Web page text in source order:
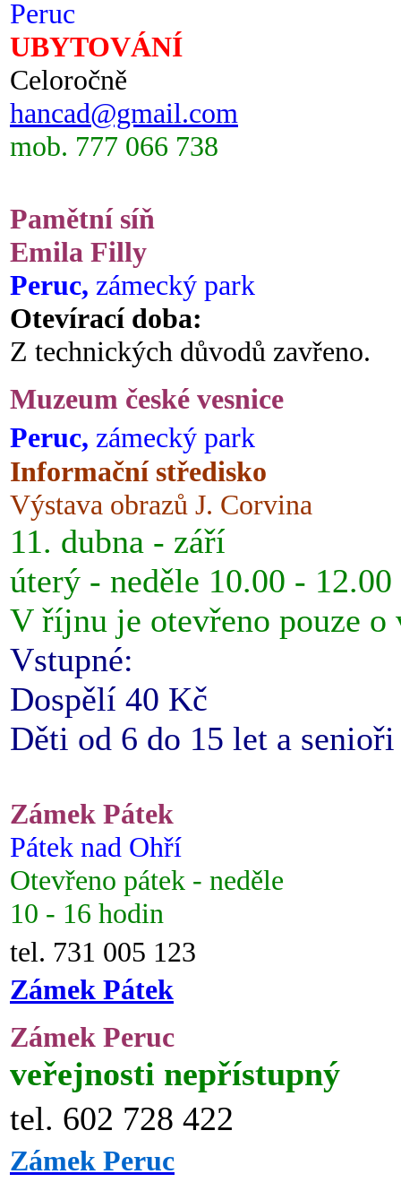
Peruc
UBYTOVÁNÍ
Celoročně
hancad@gmail.com
mob. 777 066 738
Pamětní síň
Emila Filly
Peruc, zámecký park
Otevírací doba:
Z technických důvodů zavřeno.
Muzeum české vesnice
Peruc, zámecký park
Informační středisko
Výstava obrazů J. Corvina
11. dubna - září
úterý - neděle 10.00 -
V říjnu je otevřeno pouze o
Vstupné:
Dospělí 40 Kč
Děti od 6 do 15 let a
Zámek Pátek
Pátek nad Ohří
Otevřeno pátek - neděle
10 - 16 hodin
tel. 731 005 123
Zámek Pátek
Zámek Peruc
veřejnosti nepřístupný
tel. 602 728 422
Zámek Peruc